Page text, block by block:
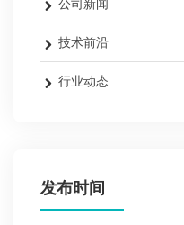
技术前沿
行业动态
发布时间